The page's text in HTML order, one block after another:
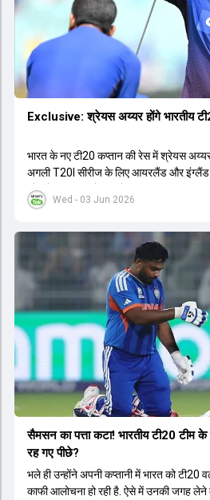
Wed - 03 Jun 2026
Exclusive: श्रेयस अय्यर होंगे भारतीय
भारत के नए टी20 कप्तान की रेस में श्रेयस
अगली T20I सीरीज के लिए आयरलैंड और इंग्लैंड
को श्रेयस अय्यर के रूप में एक नया T20I कप्तान
सैमसन का पत्ता कटा! भारतीय टी20
रह गए पीछे?
भले ही उन्होंने अपनी कप्तानी में भारत को टी20
काफी आलोचना हो रही है. ऐसे में उनकी जगह लेने